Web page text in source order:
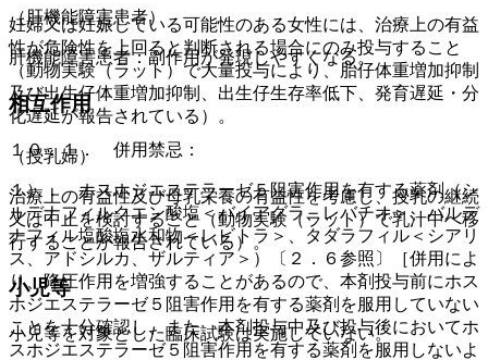
妊婦又は妊娠している可能性のある女性には、治療上の有益
性が危険性を上回ると判断される場合にのみ投与すること
（動物実験（ラット）で大量投与により、胎仔体重増加抑制
及び出生仔体重増加抑制、出生仔生存率低下、発育遅延・分
化遅延が報告されている）。
（授乳婦）
治療上の有益性及び母乳栄養の有益性を考慮し、授乳の継続
又は中止を検討すること（動物実験（ラット）で乳汁中へ移
行することが報告されている）。
小児等
小児等を対象とした臨床試験は実施していない。
（肝機能障害患者）
肝機能障害患者：副作用が発現しやすくなる。
相互作用
１０．１． 併用禁忌：
１）． ホスホジエステラーゼ５阻害作用を有する薬剤（シ
ルデナフィルクエン酸塩＜バイアグラ、レバチオ＞、バルデ
ナフィル塩酸塩水和物＜レビトラ＞、タダラフィル＜シアリ
ス、アドシルカ、ザルティア＞）〔２．６参照〕［併用によ
り、降圧作用を増強することがあるので、本剤投与前にホス
ホジエステラーゼ５阻害作用を有する薬剤を服用していない
ことを十分確認し、また、本剤投与中及び投与後においてホ
スホジエステラーゼ５阻害作用を有する薬剤を服用しないよ